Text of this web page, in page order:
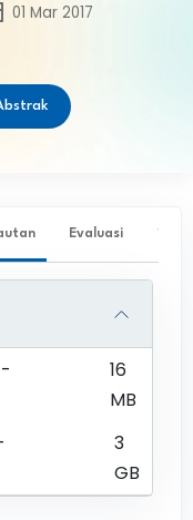
01 Mar 2017
Evaluasi ✨
-
16
MB
3
GB